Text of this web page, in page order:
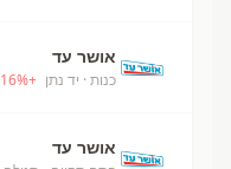
אושר עד
כנות · יד נתן +
16%
אושר עד